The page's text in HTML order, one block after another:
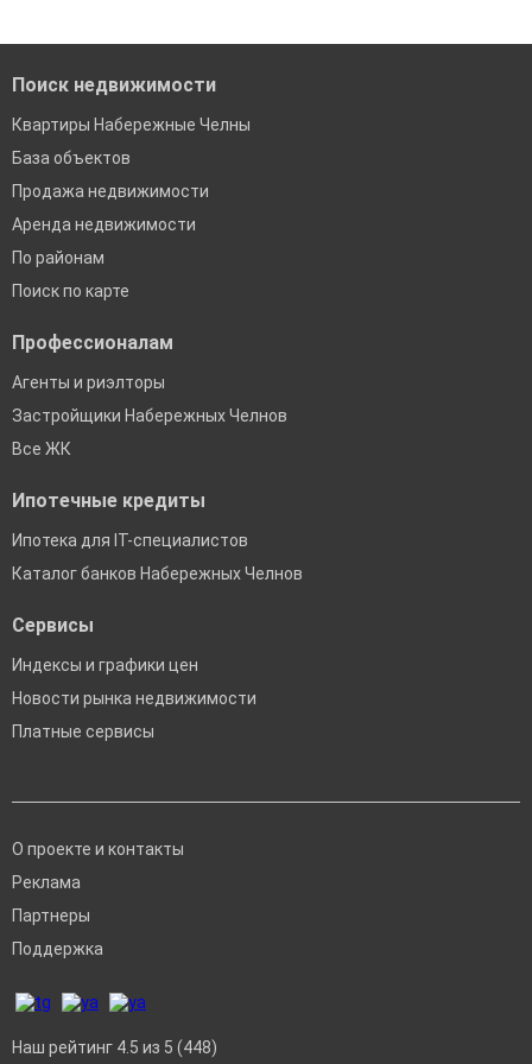
Поиск недвижимости
Квартиры Набережные Челны
База объектов
Продажа недвижимости
Аренда недвижимости
По районам
Поиск по карте
Профессионалам
Агенты и риэлторы
Застройщики Набережных Челнов
Все ЖК
Ипотечные кредиты
Ипотека для IT-специалистов
Каталог банков Набережных Челнов
Сервисы
Индексы и графики цен
Новости рынка недвижимости
Платные сервисы
О проекте и контакты
Реклама
Партнеры
Поддержка
Наш рейтинг 4.5 из 5 (448)